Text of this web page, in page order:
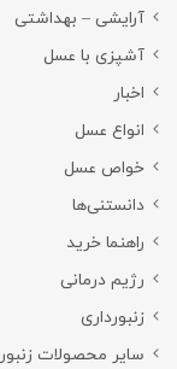
آرایشی – بهداشتی
آشپزی با عسل
اخبار
انواع عسل
خواص عسل
دانستنی‌ها
راهنما خرید
رژیم درمانی
زنبورداری
سایر محصولات زنبور